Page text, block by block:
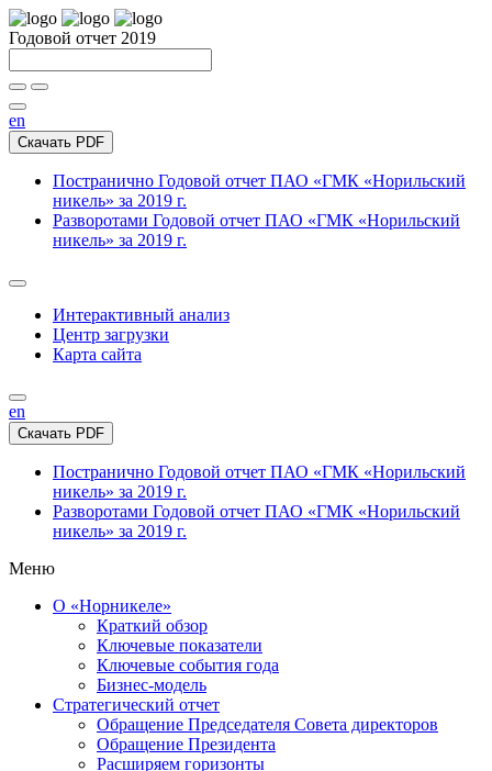
Годовой отчет 2019
en
Скачать PDF
Постранично Годовой отчет ПАО «ГМК «Норильский
никель» за 2019 г.
Разворотами Годовой отчет ПАО «ГМК «Норильский
никель» за 2019 г.
Интерактивный анализ
Центр загрузки
Карта сайта
en
Скачать PDF
Постранично Годовой отчет ПАО «ГМК «Норильский
никель» за 2019 г.
Разворотами Годовой отчет ПАО «ГМК «Норильский
никель» за 2019 г.
Меню
О «Норникеле»
Краткий обзор
Ключевые показатели
Ключевые события года
Бизнес-модель
Стратегический отчет
Обращение Председателя Совета директоров
Обращение Президента
Расширяем горизонты